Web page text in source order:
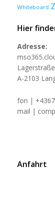
Whiteboard
Hier
Adresse:
A-2103
fon |
mail |
Anfahrt